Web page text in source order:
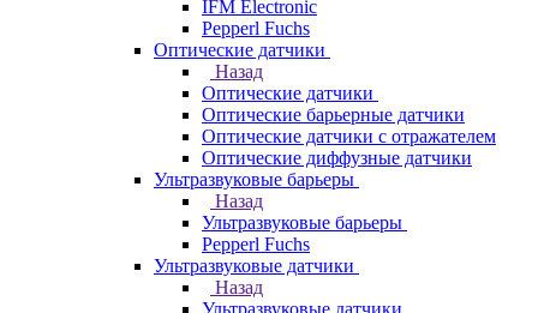
IFM Electronic
Pepperl Fuchs
Оптические датчики
Назад
Оптические датчики
Оптические барьерные датчики
Оптические датчики с отражателем
Оптические диффузные датчики
Ультразвуковые барьеры
Назад
Ультразвуковые барьеры
Pepperl Fuchs
Ультразвуковые датчики
Назад